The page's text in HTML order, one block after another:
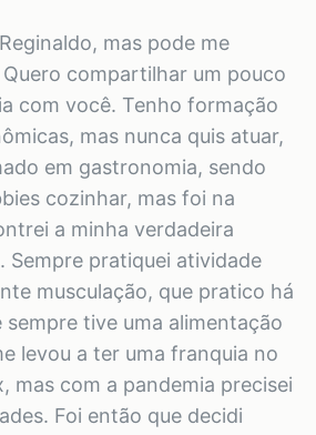
mas pode me
compartilhar um pouco
com você. Tenho formação
mas nunca quis atuar,
em gastronomia, sendo
cozinhar, mas foi na
a minha verdadeira
Sempre pratiquei atividade
musculação, que pratico há
sempre tive uma alimentação
levou a ter uma franquia no
mas com a pandemia precisei
Foi então que decidi